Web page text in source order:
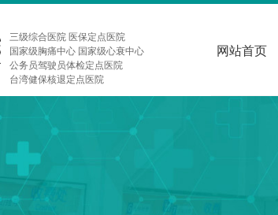
三级综合医院 医保定点医院
国家级胸痛中心 国家级心衰中心
公务员驾驶员体检定点医院
台湾健保核退定点医院
网站首页